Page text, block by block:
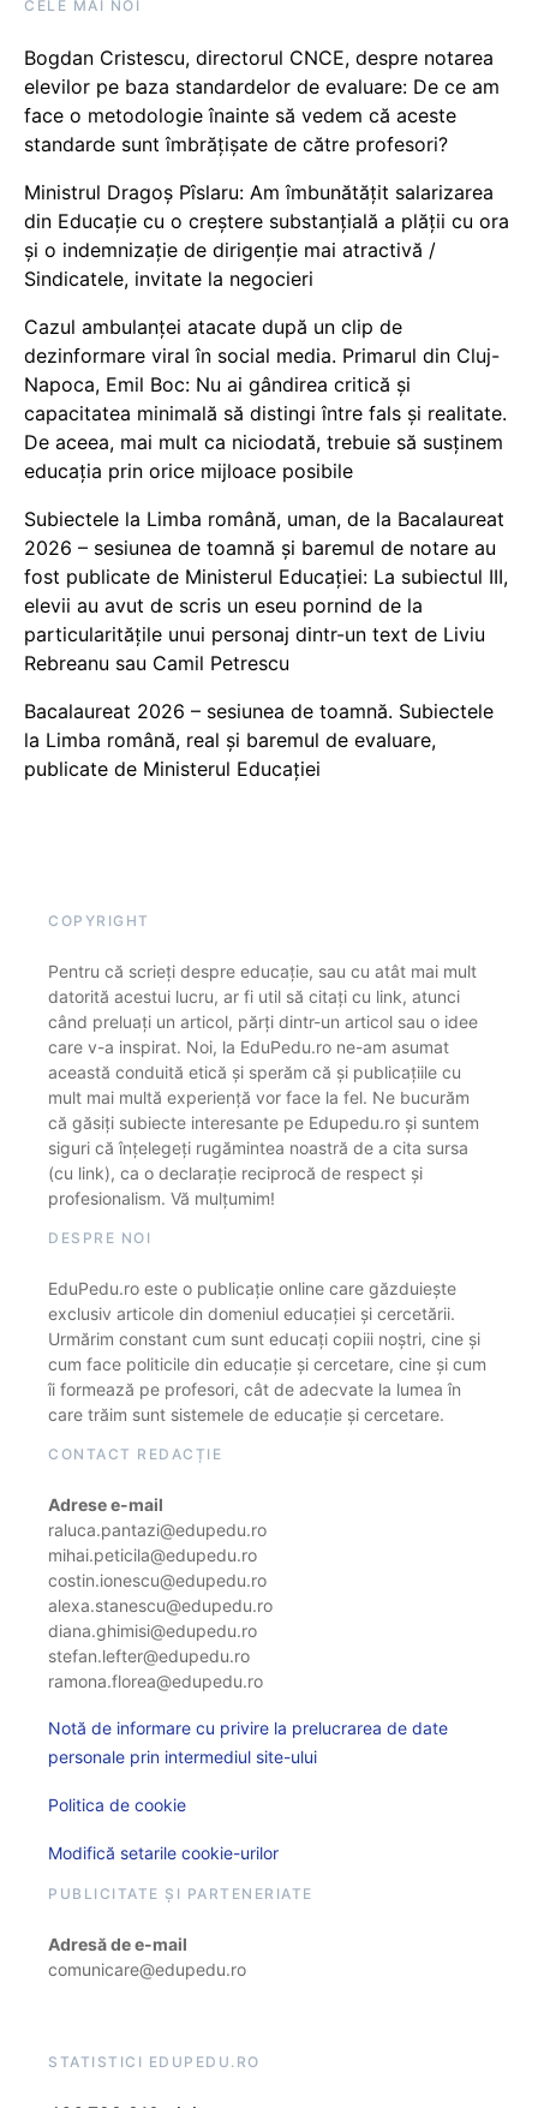
CELE MAI NOI
Bogdan Cristescu, directorul CNCE, despre notarea
elevilor pe baza standardelor de evaluare: De ce am
face o metodologie înainte să vedem că aceste
standarde sunt îmbrățișate de către profesori?
Ministrul Dragoș Pîslaru: Am îmbunătățit salarizarea
din Educație cu o creștere substanțială a plății cu ora
și o indemnizație de dirigenție mai atractivă /
Sindicatele, invitate la negocieri
Cazul ambulanței atacate după un clip de
dezinformare viral în social media. Primarul din Cluj-
Napoca, Emil Boc: Nu ai gândirea critică și
capacitatea minimală să distingi între fals și realitate.
De aceea, mai mult ca niciodată, trebuie să susținem
educația prin orice mijloace posibile
Subiectele la Limba română, uman, de la Bacalaureat
2026 – sesiunea de toamnă și baremul de notare au
fost publicate de Ministerul Educației: La subiectul III,
elevii au avut de scris un eseu pornind de la
particularitățile unui personaj dintr-un text de Liviu
Rebreanu sau Camil Petrescu
Bacalaureat 2026 – sesiunea de toamnă. Subiectele
la Limba română, real și baremul de evaluare,
publicate de Ministerul Educației
COPYRIGHT
Pentru că scrieți despre educație, sau cu atât mai mult
datorită acestui lucru, ar fi util să citați cu link, atunci
când preluați un articol, părți dintr-un articol sau o idee
care v-a inspirat. Noi, la EduPedu.ro ne-am asumat
această conduită etică și sperăm că și publicațiile cu
mult mai multă experiență vor face la fel. Ne bucurăm
că găsiți subiecte interesante pe Edupedu.ro și suntem
siguri că înțelegeți rugămintea noastră de a cita sursa
(cu link), ca o declarație reciprocă de respect și
profesionalism. Vă mulțumim!
DESPRE NOI
EduPedu.ro este o publicație online care găzduiește
exclusiv articole din domeniul educației și cercetării.
Urmărim constant cum sunt educați copiii noștri, cine și
cum face politicile din educație și cercetare, cine și cum
îi formează pe profesori, cât de adecvate la lumea în
care trăim sunt sistemele de educație și cercetare.
CONTACT REDACȚIE
Adrese e-mail
raluca.pantazi@edupedu.ro
mihai.peticila@edupedu.ro
costin.ionescu@edupedu.ro
alexa.stanescu@edupedu.ro
diana.ghimisi@edupedu.ro
stefan.lefter@edupedu.ro
ramona.florea@edupedu.ro
Notă de informare cu privire la prelucrarea de date
personale prin intermediul site-ului
Politica de cookie
Modifică setarile cookie-urilor
PUBLICITATE ȘI PARTENERIATE
Adresă de e-mail
comunicare@edupedu.ro
STATISTICI EDUPEDU.RO